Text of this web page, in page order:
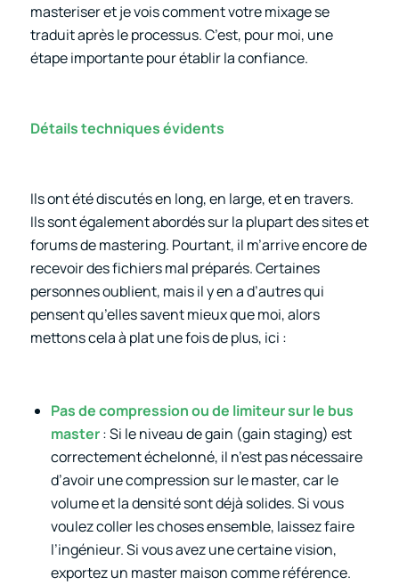
masteriser et je vois comment votre mixage se
traduit après le processus. C’est, pour moi, une
étape importante pour établir la confiance.
Détails techniques évidents
Ils ont été discutés en long, en large, et en travers.
Ils sont également abordés sur la plupart des sites et
forums de mastering. Pourtant, il m’arrive encore de
recevoir des fichiers mal préparés. Certaines
personnes oublient, mais il y en a d’autres qui
pensent qu’elles savent mieux que moi, alors
mettons cela à plat une fois de plus, ici :
Pas de compression ou de limiteur sur le bus
master:Si le niveau de gain (gain staging) est
correctement échelonné, il n’est pas nécessaire
d’avoir une compression sur le master, car le
volume et la densité sont déjà solides. Si vous
voulez coller les choses ensemble, laissez faire
l’ingénieur. Si vous avez une certaine vision,
exportez un master maison comme référence.